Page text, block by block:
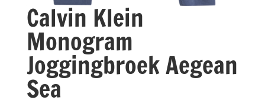
Calvin Klein
Monogram
Joggingbroek Aegean
Sea